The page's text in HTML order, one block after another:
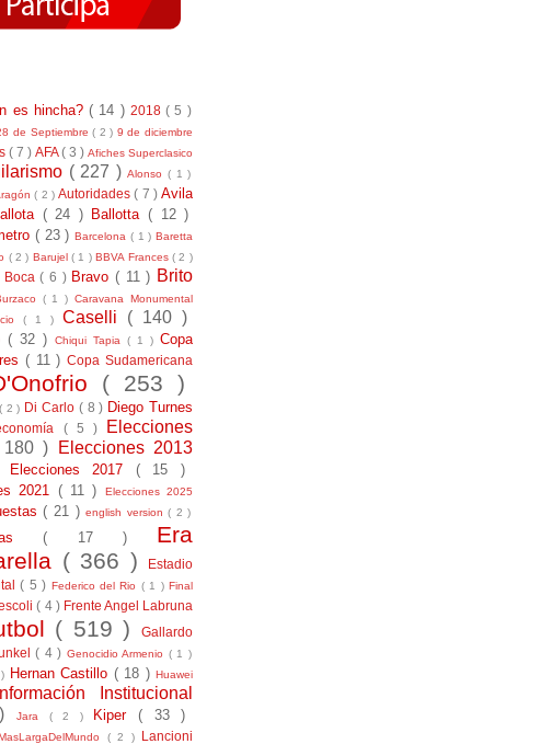
es hincha?( 14 ) 2018( 5 )
de Septiembre( 2 ) 9 de diciembre
( 7 ) AFA( 3 ) Afiches Superclasico
( 227 )Alonso( 1 )
( 2 ) Autoridades( 7 ) Avila
( 24 ) Ballotta( 12 )
( 23 ) Barcelona ( 1 ) Baretta
( 2 ) Barujel ( 1 )BBVA Frances ( 2 )
Boca( 6 ) Bravo( 11 ) Brito
( 1 )Caravana Monumental
( 1 ) Caselli ( 140 )
( 32 ) Chiqui Tapia ( 1 ) Copa
( 11 )Copa Sudamericana
( 253 )
( 2 ) Di Carlo ( 8 ) Diego Turnes
( 5 )
Elecciones
)
Elecciones 2013
Elecciones 2017 ( 15 )
2021 ( 11 )
Elecciones 2025
( 21 )english version( 2 )
( 17 ) Era
( 366 )
Estadio
( 5 ) Federico del Rio ( 1 )Final
( 4 ) Frente Angel Labruna
( 519 )Gallardo
( 4 ) Genocidio Armenio ( 1 )
Hernan Castillo ( 18 )Huawei
Información Institucional
Jara ( 2 ) Kiper( 33 )
( 2 ) Lancioni